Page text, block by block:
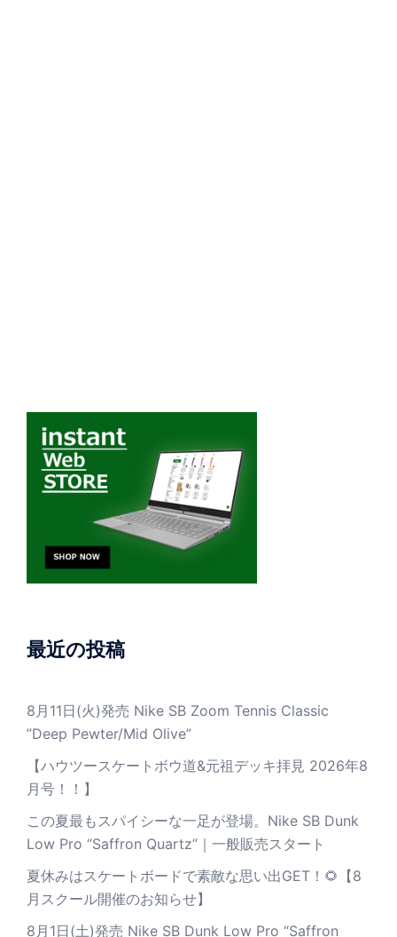
最近の投稿
8月11日(火)発売 Nike SB Zoom Tennis Classic
”Deep Pewter/Mid Olive”
【ハウツースケートボウ道&元祖デッキ拝見 2026年8
月号！！】
この夏最もスパイシーな一足が登場。Nike SB Dunk
Low Pro “Saffron Quartz”｜一般販売スタート
夏休みはスケートボードで素敵な思い出GET！🌻【8
月スクール開催のお知らせ】
8月1日(土)発売 Nike SB Dunk Low Pro “Saffron